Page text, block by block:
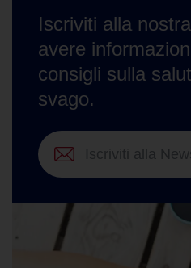
Iscriviti alla
avere
consigli sulla
svago.